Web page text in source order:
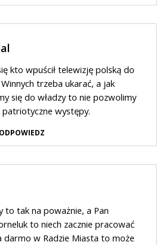
kto wpuścił telewizję polską do
Winnych trzeba ukarać, a jak
się do władzy to nie pozwolimy
patriotyczne występy.
ODPOWIEDZ
to tak na poważnie, a Pan
to niech zacznie pracować
darmo w Radzie Miasta to może